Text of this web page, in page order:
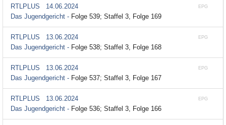
EPG
RTLPLUS
14.06.2024
Das Jugendgericht - Folge 539; Staffel 3, Folge 169
EPG
RTLPLUS
13.06.2024
Das Jugendgericht - Folge 538; Staffel 3, Folge 168
EPG
RTLPLUS
13.06.2024
Das Jugendgericht - Folge 537; Staffel 3, Folge 167
EPG
RTLPLUS
13.06.2024
Das Jugendgericht - Folge 536; Staffel 3, Folge 166